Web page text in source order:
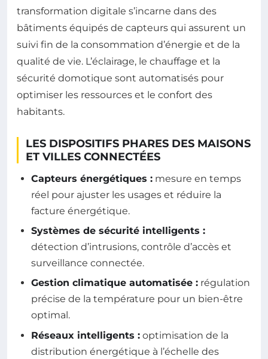
transformation digitale s’incarne dans des
bâtiments équipés de capteurs qui assurent un
suivi fin de la consommation d’énergie et de la
qualité de vie. L’éclairage, le chauffage et la
sécurité domotique sont automatisés pour
optimiser les ressources et le confort des
habitants.
LES DISPOSITIFS PHARES DES MAISONS
ET VILLES CONNECTÉES
Capteurs énergétiques : mesure en temps
réel pour ajuster les usages et réduire la
facture énergétique.
Systèmes de sécurité intelligents :
détection d’intrusions, contrôle d’accès et
surveillance connectée.
Gestion climatique automatisée : régulation
précise de la température pour un bien-être
optimal.
Réseaux intelligents : optimisation de la
distribution énergétique à l’échelle des